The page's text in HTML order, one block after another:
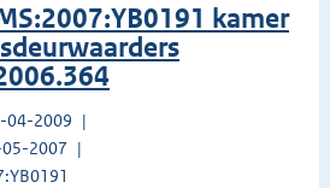
kamer
04-2009
2007